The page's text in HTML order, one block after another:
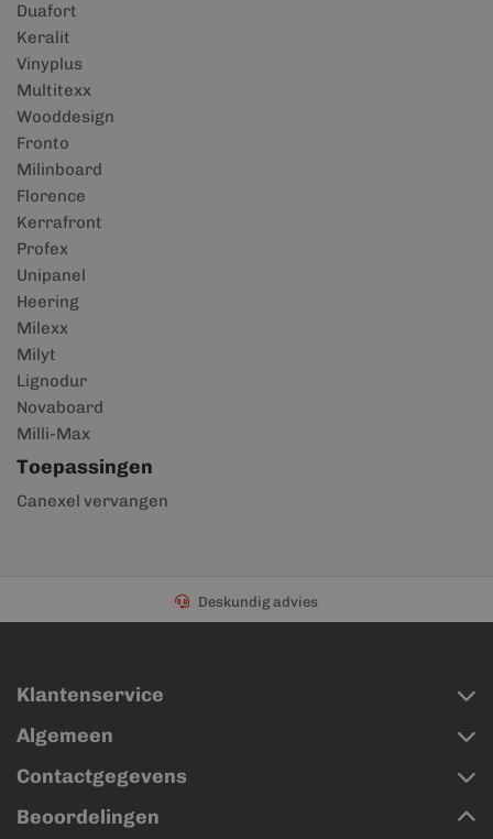
Duafort
Keralit
Vinyplus
Multitexx
Wooddesign
Fronto
Milinboard
Florence
Kerrafront
Profex
Unipanel
Heering
Milexx
Milyt
Lignodur
Novaboard
Milli-Max
Toepassingen
Canexel vervangen
Deskundig advies
Klantenservice
Algemeen
Contactgegevens
Beoordelingen